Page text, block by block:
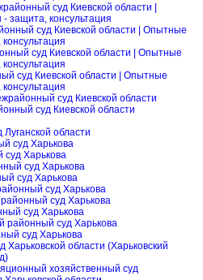
суд Киевской области |
защита, консультация
суд Киевской области | Опытные
суд Киевской области | Опытные
суд Киевской области | Опытные
суд Киевской области
суд Киевской области
области
суд Харькова
суд Харькова
суд Харькова
суд Харькова
суд Харькова
суд Харькова
суд Харькова
районный суд Харькова
суд Харькова
области (Харьковский
хозяйственный суд